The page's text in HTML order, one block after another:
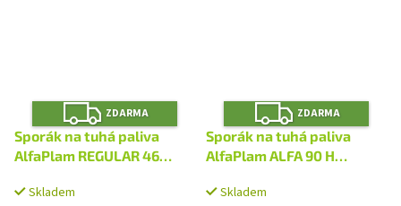
Z
D
A
R
M
ZDARMA
Sporák na tuhá paliva
AlfaPlam REGULAR 46
Skladem
Z
D
A
R
M
ZDARMA
Sporák na tuhá paliva
AlfaPlam ALFA 90 H
Skladem